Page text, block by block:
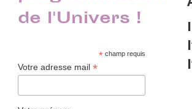
de l'Univers !
*champ requis
Votre adresse mail*